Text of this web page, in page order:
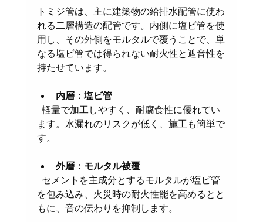
トミジ管は、主に建築物の給排水配管に使わ
れる二層構造の配管です。内側に塩ビ管を使
用し、その外側をモルタルで覆うことで、単
なる塩ビ管では得られない耐火性と遮音性を
持たせています。
内層：塩ビ管
ます。水漏れのリスクが低く、施工も簡単で
す。
外層：モルタル被覆
を包み込み、火災時の耐火性能を高めるとと
もに、音の伝わりを抑制します。